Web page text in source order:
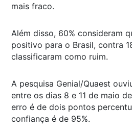
mais fraco.
Além disso, 60% consideram
positivo para o Brasil, contra
classificaram como ruim.
A pesquisa Genial/Quaest
entre os dias 8 e 11 de maio
erro é de dois pontos
confiança é de 95%.